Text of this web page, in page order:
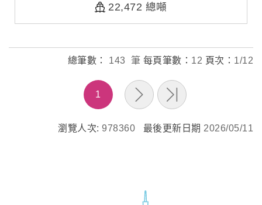
22,472 總噸
總筆數： 143 筆 每頁筆數： 12 頁次： 1/12
1
瀏覽人次: 978360 最後更新日期 2026/05/11